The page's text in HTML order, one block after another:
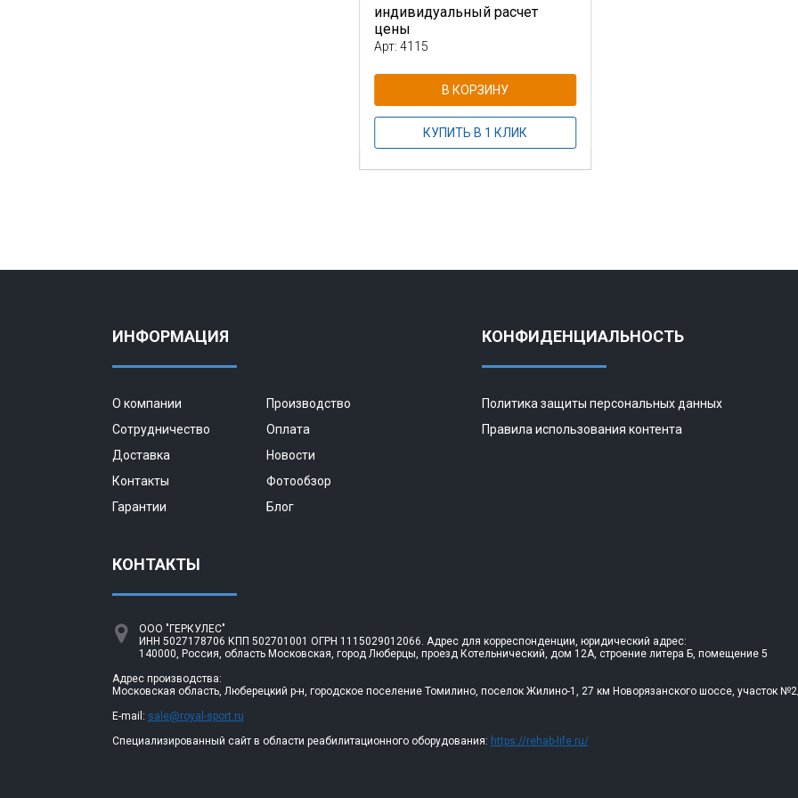
индивидуальный расчет
цены
Арт: 4115
В КОРЗИНУ
КУПИТЬ В 1 КЛИК
ИНФОРМАЦИЯ
О компании
Производство
Сотрудничество
Оплата
Доставка
Новости
Контакты
Фотообзор
Гарантии
Блог
КОНФИДЕНЦИАЛЬНОСТЬ
Политика защиты персональных данных
Правила использования контента
КОНТАКТЫ
ООО "ГЕРКУЛЕС"
ИНН 5027178706 КПП 502701001 ОГРН 1115029012066. Адрес для корреспонденции, юридический адрес:
140000, Россия, область Московская, город Люберцы, проезд Котельнический, дом 12А, строение литера Б, помещение 5
Адрес производства:
Московская область, Люберецкий р-н, городское поселение Томилино, поселок Жилино-1, 27 км Новорязанского шоссе, участок
E-mail: sale@royal-sport.ru
Специализированный сайт в области реабилитационного оборудования: https://rehab-life.ru/